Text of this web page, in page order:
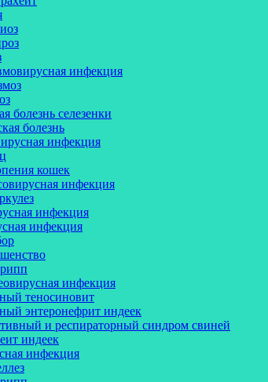
инфекция
болезнь селезенки
болезнь
инфекция
кошек
инфекция
инфекция
инфекция
инфекция
теносиновит
энтеронефрит индеек
и респираторный синдром свиней
индеек
инфекция